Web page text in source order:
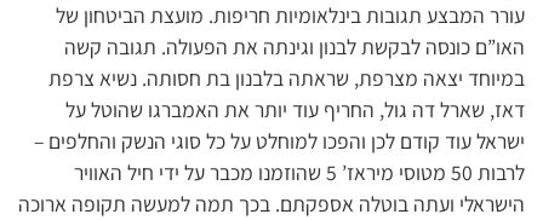
עורר המבצע תגובות בינלאומיות חריפות. מועצת הביטחון של
האו”ם כונסה לבקשת לבנון וגינתה את הפעולה. תגובה קשה
במיוחד יצאה מצרפת, שראתה בלבנון בת חסותה. נשיא צרפת
דאז, שארל דה גול, החריף עוד יותר את האמברגו שהוטל על
ישראל עוד קודם לכן והפכו למוחלט על כל סוגי הנשק והחלפים –
לרבות 50 מטוסי מיראז’ 5 שהוזמנו מכבר על ידי חיל האוויר
הישראלי ועתה בוטלה אספקתם. בכך תמה למעשה תקופה ארוכה